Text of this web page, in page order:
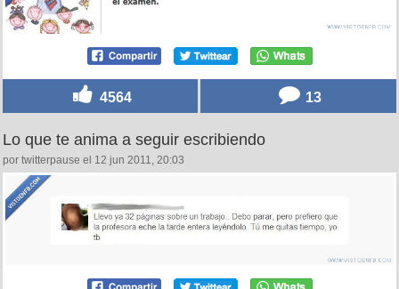
4564 13
Lo que te anima a seguir escribiendo
por twitterpause el 12 jun 2011, 20:03